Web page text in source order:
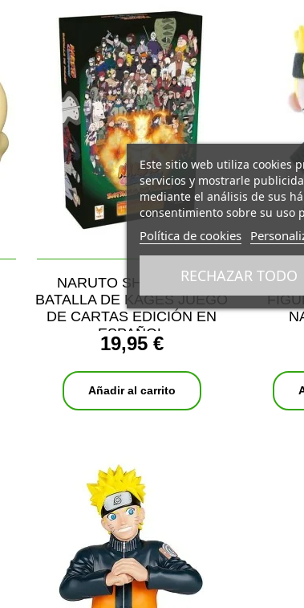
NARUTO SHIPPUDEN
BATALLA DE KAGES JUEGO
DE CARTAS EDICIÓN EN
ESPAÑOL
19,95 €
Añadir al carrito
Este sitio web utiliza cookies
servicios y mostrarle
mediante el análisis de sus
consentimiento sobre su uso
Política de cookies
RECHAZAR TODO